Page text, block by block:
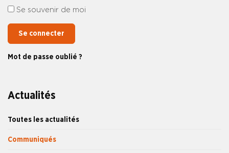
Actualités
Toutes les actualités
Communiqués
Se souvenir de moi
Se connecter
Mot de passe oublié ?